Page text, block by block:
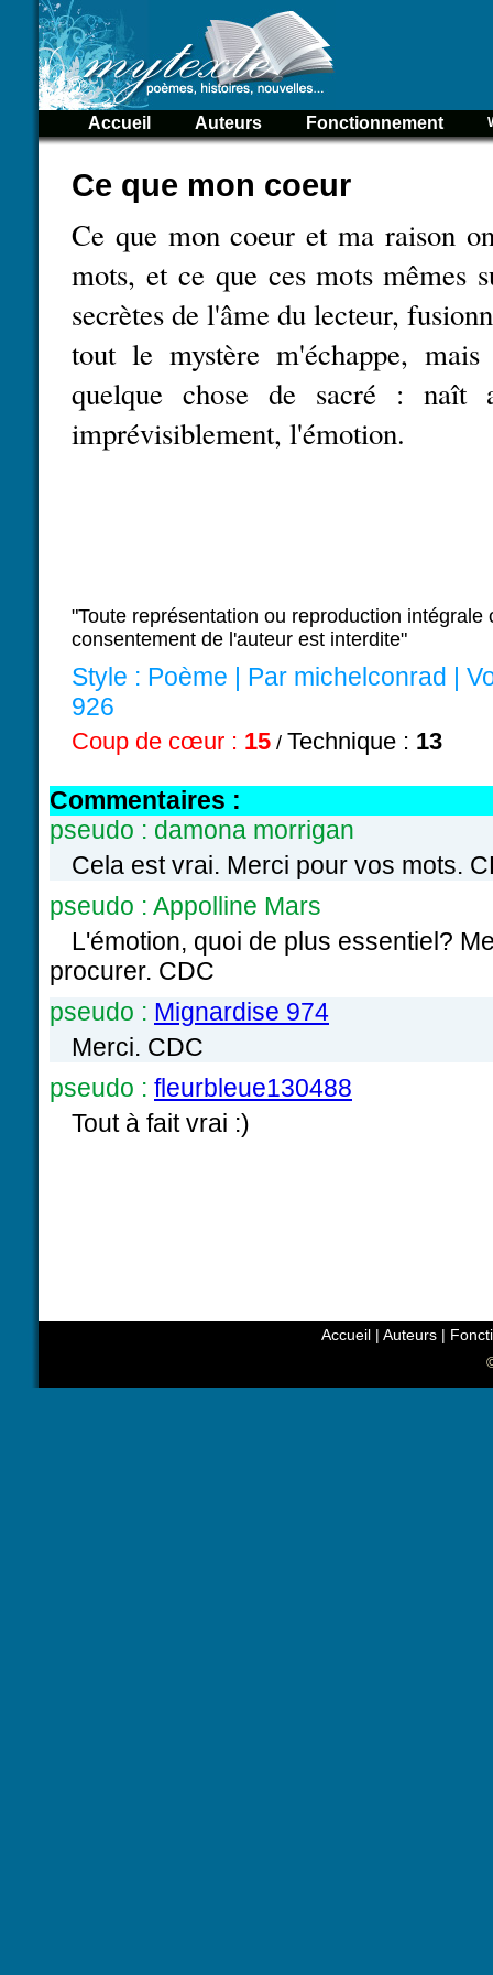
Accueil Auteurs Fonctionnement
Ce que mon coeur
Ce que mon coeur et ma raison
mots, et ce que ces mots mêmes
secrètes de l'âme du lecteur,
tout le mystère m'échappe,
quelque chose de sacré :
imprévisiblement, l'émotion.
"Toute représentation ou reproduction intégrale
consentement de l'auteur est interdite"
Style : Poème | Par michelconrad |
926
Coup de cœur : 15 / Technique : 13
Commentaires :
pseudo : damona morrigan
Cela est vrai. Merci pour vos mots.
pseudo : Appolline Mars
L'émotion, quoi de plus essentiel?
procurer. CDC
pseudo : Mignardise 974
Merci. CDC
pseudo : fleurbleue130488
Tout à fait vrai :)
Accueil| Auteurs|